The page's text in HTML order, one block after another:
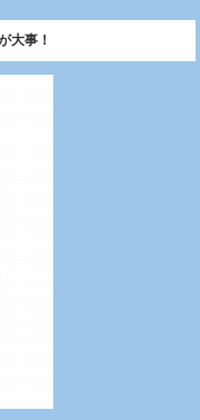
大事！